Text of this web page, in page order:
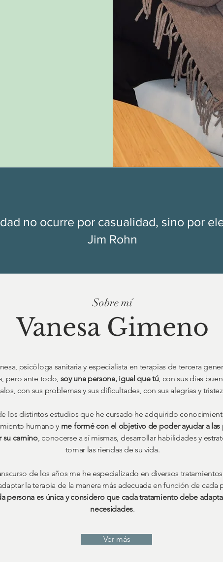
Sobre mí
Vanesa Gimeno
psicóloga sanitaria y especialista en terapias de tercera
pero ante todo, soy una persona, igual que tú, con sus días
con sus problemas y sus dificultades, con sus alegrías y
los distintos estudios que he cursado he adquirido
humano y me formé con el objetivo de poder ayudar a las
su camino, conocerse a sí mismas, desarrollar habilidades y
tomar las riendas de su vida.
de los años me he especializado en diversos
la terapia de la manera más adecuada en función de cada
persona es única y considero que cada tratamiento debe
necesidades.
Ver más
no ocurre por casualidad, sino por
Jim Rohn